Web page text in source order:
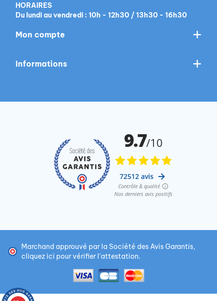
HORAIRES
Du lundi au vendredi : 10h - 12h30 / 13h30 - 16h30
Mon compte
Informations
Marchand approuvé par la Société des Avis Garantis,
cliquez ici pour vérifier l'attestation.